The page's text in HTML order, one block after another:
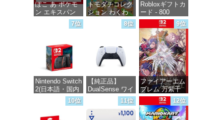
ぽこ あ ポケモ
ン エキスパン
ションパス|オン
ラインコード版
価格：¥4,400
トモダチコレク
ション わくわ
く生活 -Switch
Robloxギフトカ
ード - 800
Robux 【限定バ
ーチャルアイテ
ムを含む】
【オンラインゲ
ームコード】
ロブロックス |
オンラインコー
ド版
価格：¥1,300
7位
Nintendo Switch
2(日本語・国内
価格：¥55,491
8位
【純正品】
DualSense ワイ
ヤレスコントロ
ーラー(CFI-
ZCT2J)
9位
ファイアーエム
ブレム 万紫千
紅 -Switch2
価格：¥8,979
10位 11位 12位